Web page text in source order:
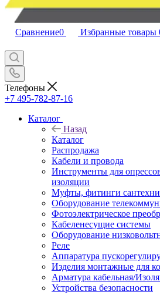
Сравнение0 Избранные товары
Телефоны
+7 495-782-87-16
Каталог
Назад
Каталог
Распродажа
Кабели и провода
Инструменты для
изоляции
Муфты, фитинги
Оборудование
Фотоэлектрическое
Кабеленесущие системы
Оборудование
Реле
Аппаратура
Изделия монтажные для
Арматура кабельная/
Устройства безопасности